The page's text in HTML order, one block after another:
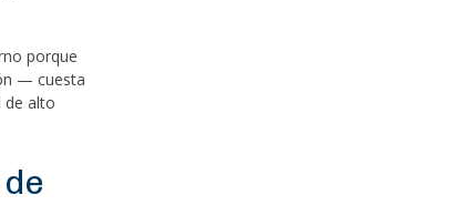
porque
— cuesta
de alto